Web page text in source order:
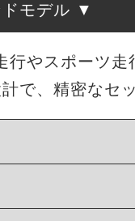
モデル
やスポーツ
で、精密なセ